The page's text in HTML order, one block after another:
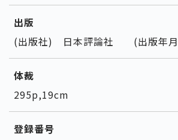
出版
(出版社) 日本評論社 (出版年
体裁
295p,19cm
登録番号